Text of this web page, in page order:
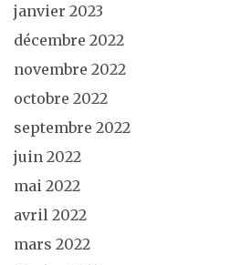
janvier 2023
décembre 2022
novembre 2022
octobre 2022
septembre 2022
juin 2022
mai 2022
avril 2022
mars 2022